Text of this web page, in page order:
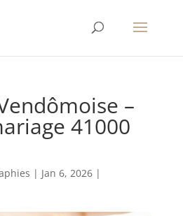
–
41000
| Jan 6, 2026|